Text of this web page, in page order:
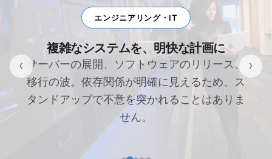
エンジニアリング・IT
複雑なシステムを、明快な計画に
サーバーの展開、ソフトウェアのリリース、
移行の波。依存関係が明確に見えるため、ス
タンドアップで不意を突かれることはありま
せん。
‹ ›